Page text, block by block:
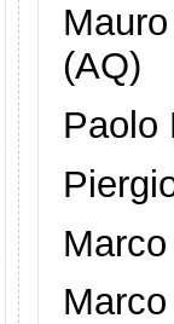
(AQ)
Paolo